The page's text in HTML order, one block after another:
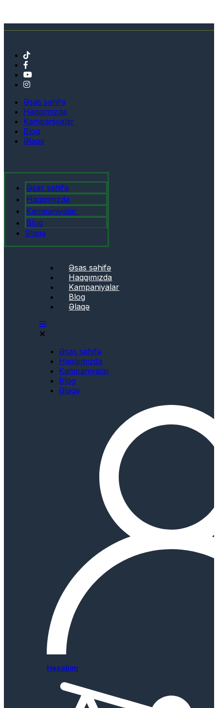
Əsas səhifə
Haqqımızda
Kampaniyalar
Blog
Əlaqə
Əsas səhifə
Haqqımızda
Kampaniyalar
Blog
Əlaqə
Əsas səhifə
Haqqımızda
Kampaniyalar
Blog
Əlaqə
Əsas səhifə
Haqqımızda
Kampaniyalar
Blog
Əlaqə
Hesabım